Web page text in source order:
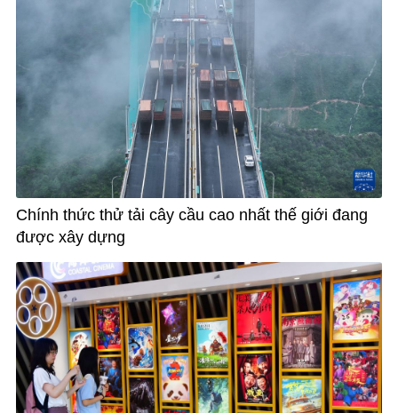
Chính thức thử tải cây cầu cao nhất thế giới đang
được xây dựng